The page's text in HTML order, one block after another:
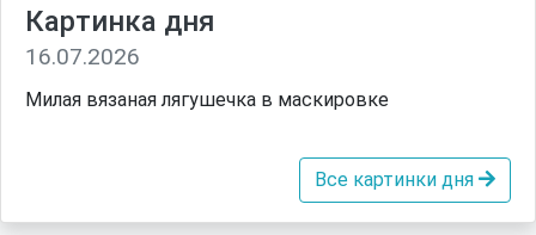
Картинка дня
16.07.2026
Милая вязаная лягушечка в маскировке
Все картинки дня